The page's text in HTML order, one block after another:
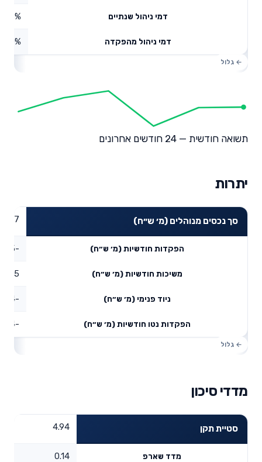
דמי ניהול שנתיים
דמי ניהול מהפקדה 0%
תשואה חודשית — 24 חודשים אחרונים
יתרות
סך נכסים מנוהלים (מ׳ ש״ח)
הפקדות חודשיות (מ׳ ש״ח) -0.05
משיכות חודשיות (מ׳ ש״ח) 1.55
ניוד פנימי (מ׳ ש״ח) -2.14
הפקדות נטו חודשיות (מ׳ ש״ח) -3.74
מדדי סיכון
סטיית תקן 4.94
מדד שארפ 0.14